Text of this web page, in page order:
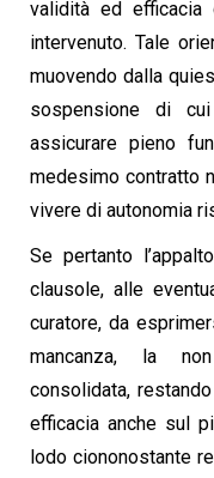
validità ed efficacia
intervenuto. Tale
muovendo dalla
sospensione di
assicurare pieno
medesimo contratto
vivere di autonomia
Se pertanto
clausole, alle
curatore, da
mancanza, la
consolidata,
efficacia anche sul
lodo ciononostante